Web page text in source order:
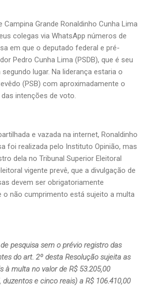
Grande Ronaldinho Cunha Lima
colegas via WhatsApp números de
em que o deputado federal e pré-
Pedro Cunha Lima (PSDB), que é seu
lugar. Na liderança estaria o
(PSB) com aproximadamente o
intenções de voto.
e vazada na internet, Ronaldinho
foi realizada pelo Instituto Opinião, mas
dela no Tribunal Superior Eleitoral
vigente prevê, que a divulgação de
devem ser obrigatoriamente
o não cumprimento está sujeito a multa
pesquisa sem o prévio registro das
do art. 2º desta Resolução sujeita as
à multa no valor de R$ 53.205,00
e cinco reais) a R$ 106.410,00